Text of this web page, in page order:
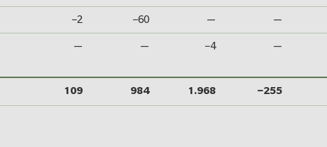
−2 −60 — —
— — −4 —
109 984 1.968 −255